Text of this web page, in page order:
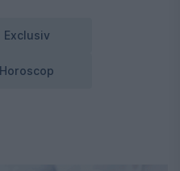
Exclusiv
Horoscop